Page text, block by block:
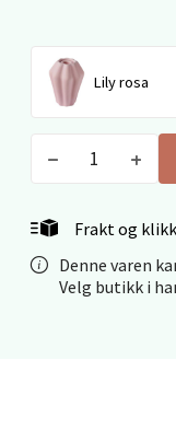
Lily rosa
Frakt og
Denne varen
Velg butikk i
Ålesund